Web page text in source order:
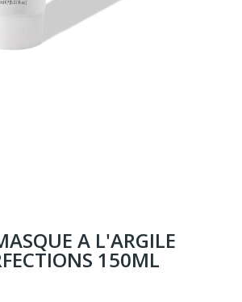
A L'ARGILE
150ML